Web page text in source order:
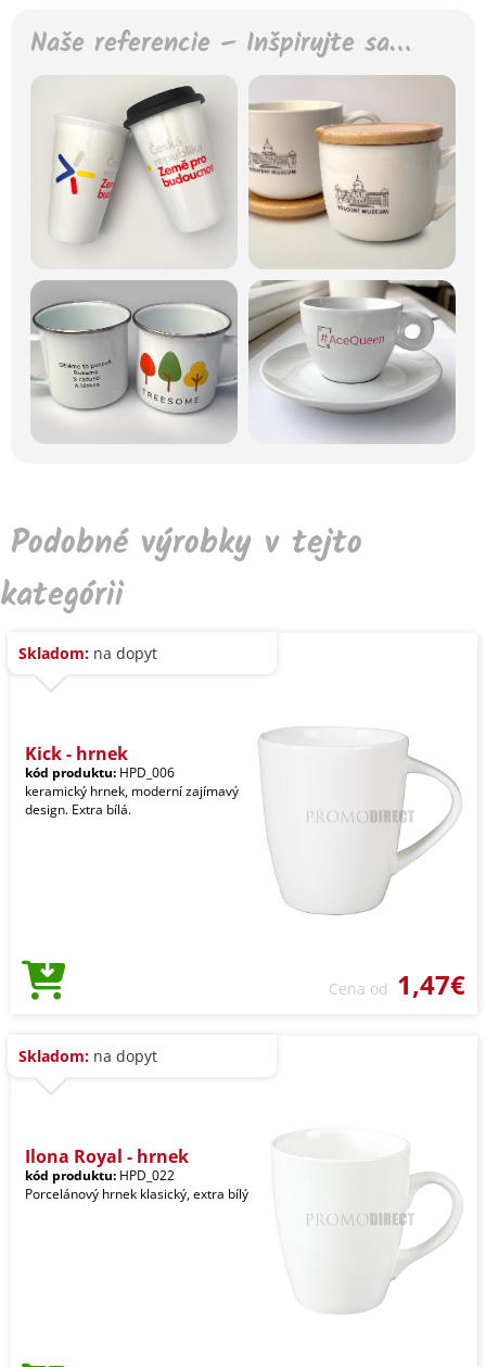
Naše referencie – Inšpirujte sa…
Podobné výrobky v tejto
kategórii
Skladom: na dopyt
Kick - hrnek
kód produktu: HPD_006
keramický hrnek, moderní zajímavý
design. Extra bílá.
Cena od 1,47€
Skladom: na dopyt
Ilona Royal - hrnek
kód produktu: HPD_022
Porcelánový hrnek klasický, extra bílý